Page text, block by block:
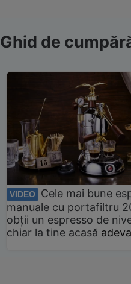
Ghid de
VIDEO
Cele mai bune
manuale cu portafiltru
obții un espresso de
chiar la tine acasă